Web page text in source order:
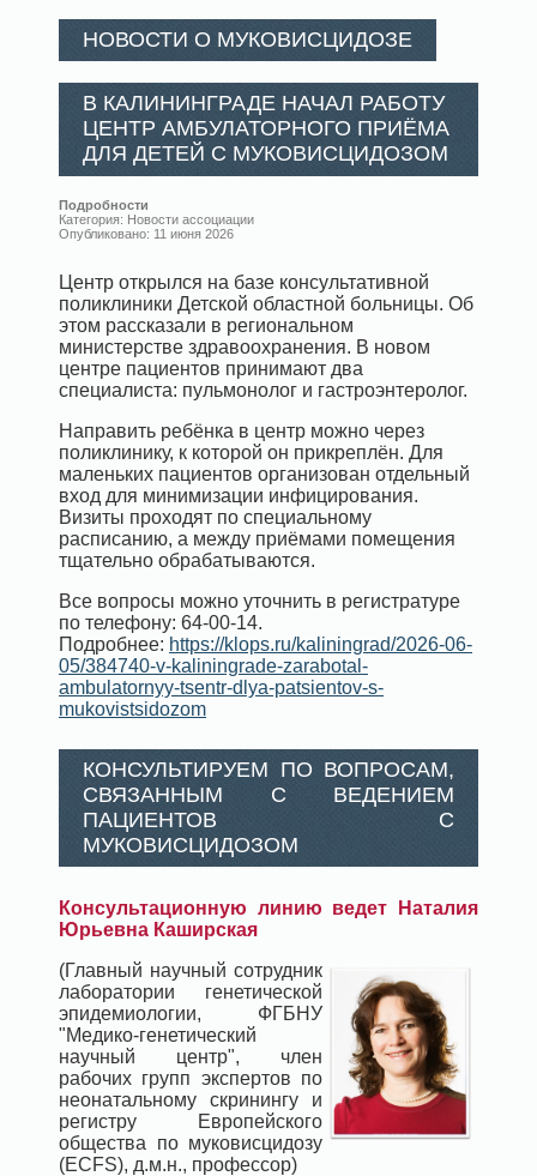
НОВОСТИ О МУКОВИСЦИДОЗЕ
В КАЛИНИНГРАДЕ НАЧАЛ РАБОТУ
ЦЕНТР АМБУЛАТОРНОГО ПРИЁМА
ДЛЯ ДЕТЕЙ С МУКОВИСЦИДОЗОМ
Подробности
Категория: Новости ассоциации
Опубликовано: 11 июня 2026
Центр открылся на базе консультативной
поликлиники Детской областной больницы. Об
этом рассказали в региональном
министерстве здравоохранения. В новом
центре пациентов принимают два
специалиста: пульмонолог и гастроэнтеролог.
Направить ребёнка в центр можно через
поликлинику, к которой он прикреплён. Для
маленьких пациентов организован отдельный
вход для минимизации инфицирования.
Визиты проходят по специальному
расписанию, а между приёмами помещения
тщательно обрабатываются.
Все вопросы можно уточнить в регистратуре
по телефону: 64-00-14.
Подробнее: https://klops.ru/kaliningrad/2026-06-
05/384740-v-kaliningrade-zarabotal-
ambulatornyy-tsentr-dlya-patsientov-s-
mukovistsidozom
КОНСУЛЬТИРУЕМ ПО ВОПРОСАМ,
СВЯЗАННЫМ С ВЕДЕНИЕМ
ПАЦИЕНТОВ С
МУКОВИСЦИДОЗОМ
Консультационную линию ведет Наталия
Юрьевна Каширская
(Главный научный сотрудник
лаборатории генетической
эпидемиологии, ФГБНУ
"Медико-генетический
научный центр", член
рабочих групп экспертов по
неонатальному скринингу и
регистру Европейского
общества по муковисцидозу
(ECFS), д.м.н., профессор)